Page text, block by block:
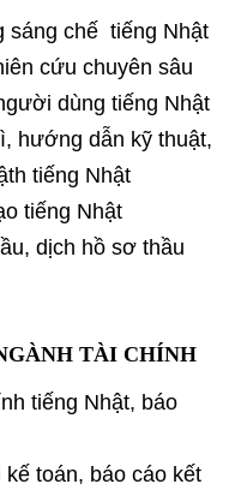
sáng chế tiếng Nhật
cứu chuyên sâu
dùng tiếng Nhật
hướng dẫn kỹ thuật,
tiếng Nhật
tiếng Nhật
dịch hồ sơ thầu
TÀI CHÍNH
tiếng Nhật, báo
toán, báo cáo kết